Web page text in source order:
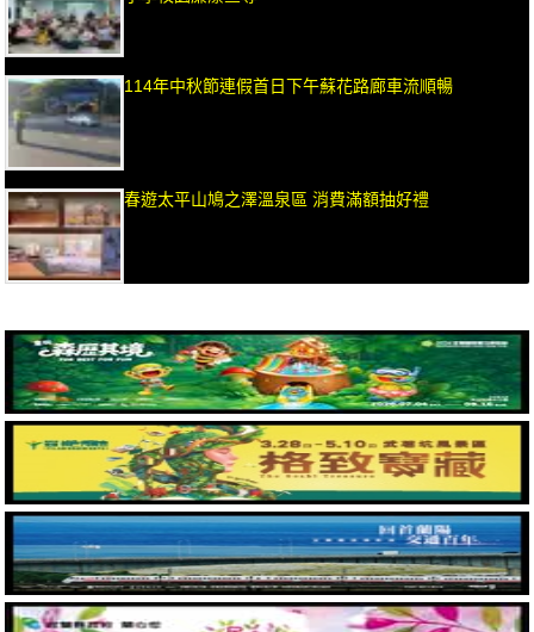
114年中秋節連假首日下午蘇花路廊車流順暢
春遊太平山鳩之澤溫泉區 消費滿額抽好禮